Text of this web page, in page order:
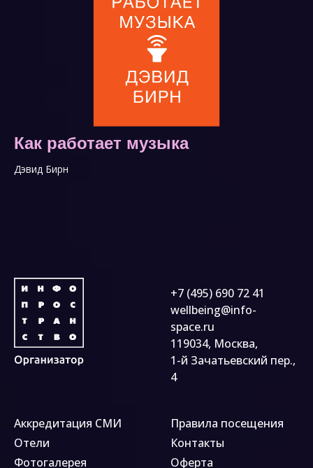
Как работает музыка
Дэвид Бирн
+7 (495) 690 72 41
wellbeing@info-
space.ru
119034, Москва,
1-й Зачатьевский пер.,
4
Аккредитация СМИ
Отели
Фотогалерея
Правила посещения
Контакты
Оферта